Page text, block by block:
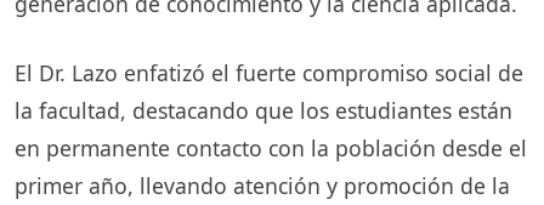
El Dr. Lazo enfatizó el fuerte compromiso social de
la facultad, destacando que los estudiantes están
en permanente contacto con la población desde el
primer año, llevando atención y promoción de la